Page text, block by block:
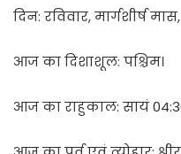
दिन: रविवार, मार्गशीर्ष
आज का दिशाशूल: पश्चिम।
आज का राहुकाल: सायं